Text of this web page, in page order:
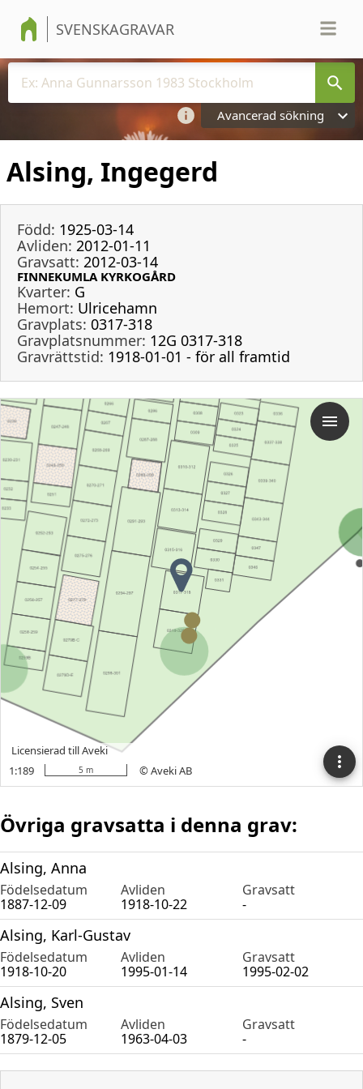
SVENSKAGRAVAR
Avancerad sökning
Alsing, Ingegerd
Född: 1925-03-14
Avliden: 2012-01-11
Gravsatt: 2012-03-14
FINNEKUMLA KYRKOGÅRD
Kvarter: G
Hemort: Ulricehamn
Gravplats: 0317-318
Gravplatsnummer: 12G 0317-318
Gravrättstid: 1918-01-01 - för all framtid
Övriga gravsatta i denna grav:
Alsing, Anna
Födelsedatum Avliden
Gravsatt
1887-12-09
1918-10-22 -
Alsing, Karl-Gustav
Födelsedatum Avliden
Gravsatt
1918-10-20
1995-01-14 1995-02-02
Alsing, Sven
Födelsedatum Avliden
Gravsatt
1879-12-05
1963-04-03 -